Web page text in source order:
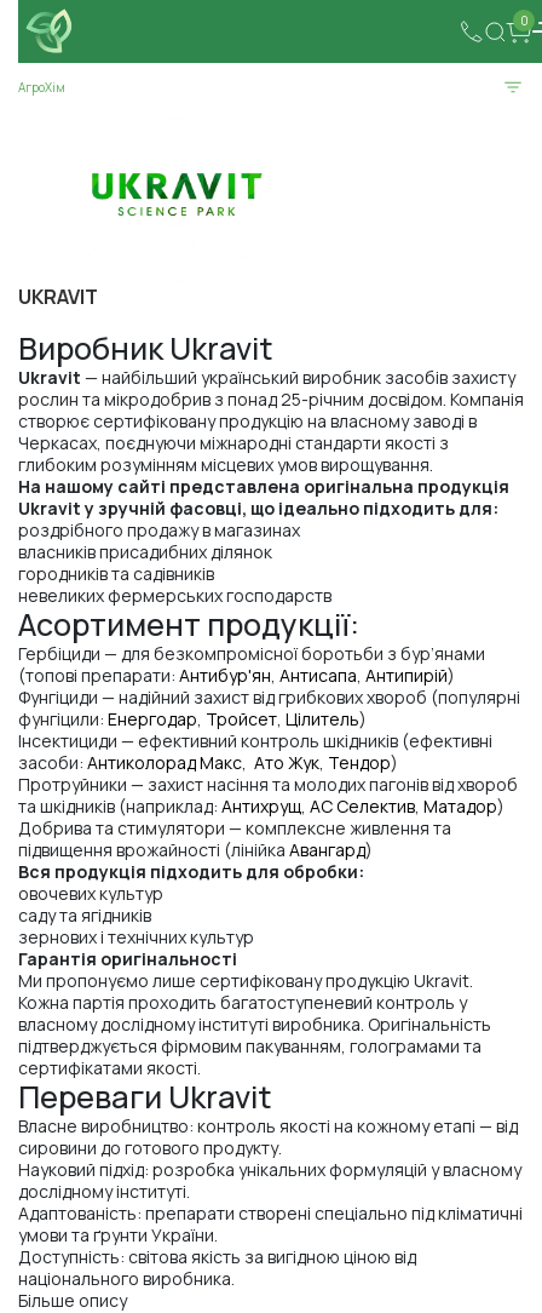
0
АгроХім
UKRAVIT
Виробник Ukravit
Ukravit — найбільший український виробник засобів захисту
рослин та мікродобрив з понад 25-річним досвідом. Компанія
створює сертифіковану продукцію на власному заводі в
Черкасах, поєднуючи міжнародні стандарти якості з
глибоким розумінням місцевих умов вирощування.
На нашому сайті представлена оригінальна продукція
Ukravit у зручній фасовці, що ідеально підходить для:
роздрібного продажу в магазинах
власників присадибних ділянок
городників та садівників
невеликих фермерських господарств
Асортимент продукції:
Гербіциди — для безкомпромісної боротьби з бур’янами
(топові препарати: Антибур'ян, Антисапа, Антипирій)
Фунгіциди — надійний захист від грибкових хвороб (популярні
фунгіцили: Енергодар, Тройсет, Цілитель)
Інсектициди — ефективний контроль шкідників (ефективні
засоби: Антиколорад Макс, Ато Жук, Тендор)
Протруйники — захист насіння та молодих пагонів від хвороб
та шкідників (наприклад: Антихрущ, АС Селектив, Матадор)
Добрива та стимулятори — комплексне живлення та
підвищення врожайності (лінійка Авангард)
Вся продукція підходить для обробки:
овочевих культур
саду та ягідників
зернових і технічних культур
Гарантія оригінальності
Ми пропонуємо лише сертифіковану продукцію Ukravit.
Кожна партія проходить багатоступеневий контроль у
власному дослідному інституті виробника. Оригінальність
підтверджується фірмовим пакуванням, голограмами та
сертифікатами якості.
Переваги Ukravit
Власне виробництво: контроль якості на кожному етапі — від
сировини до готового продукту.
Науковий підхід: розробка унікальних формуляцій у власному
дослідному інституті.
Адаптованість: препарати створені спеціально під кліматичні
умови та ґрунти України.
Доступність: світова якість за вигідною ціною від
національного виробника.
Більше опису